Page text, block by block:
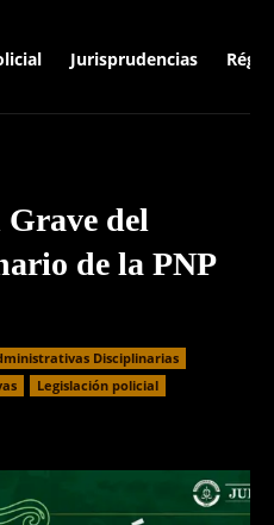
Jurisprudencias
del
de la PNP
Disciplinarias
Legislación policial